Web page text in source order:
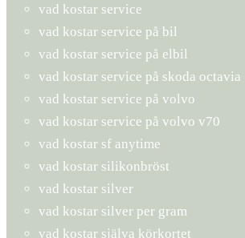
vad kostar service
vad kostar service på bil
vad kostar service på elbil
vad kostar service på skoda octavia
vad kostar service på volvo
vad kostar service på volvo v70
vad kostar sf anytime
vad kostar silikonbröst
vad kostar silver
vad kostar silver per gram
vad kostar själva körkortet